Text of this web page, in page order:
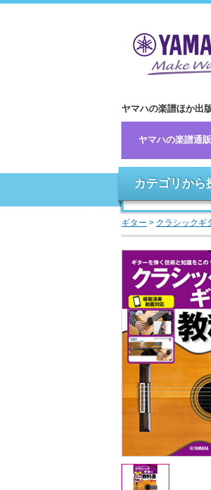
ヤマハの楽譜ほか出
ヤマハの楽譜通
カテゴリから
ギター > クラシックギ